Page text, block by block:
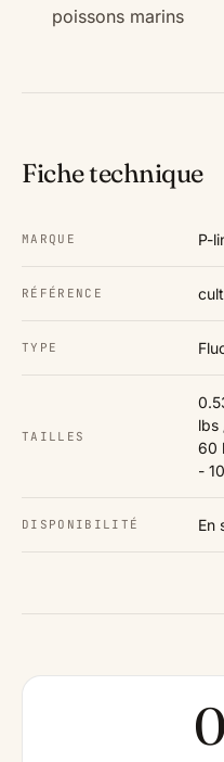
poissons marins
Fiche technique
MARQUE P-
RÉFÉRENCE
TYPE
TAILLES
lbs
60
-
DISPONIBILITÉ En